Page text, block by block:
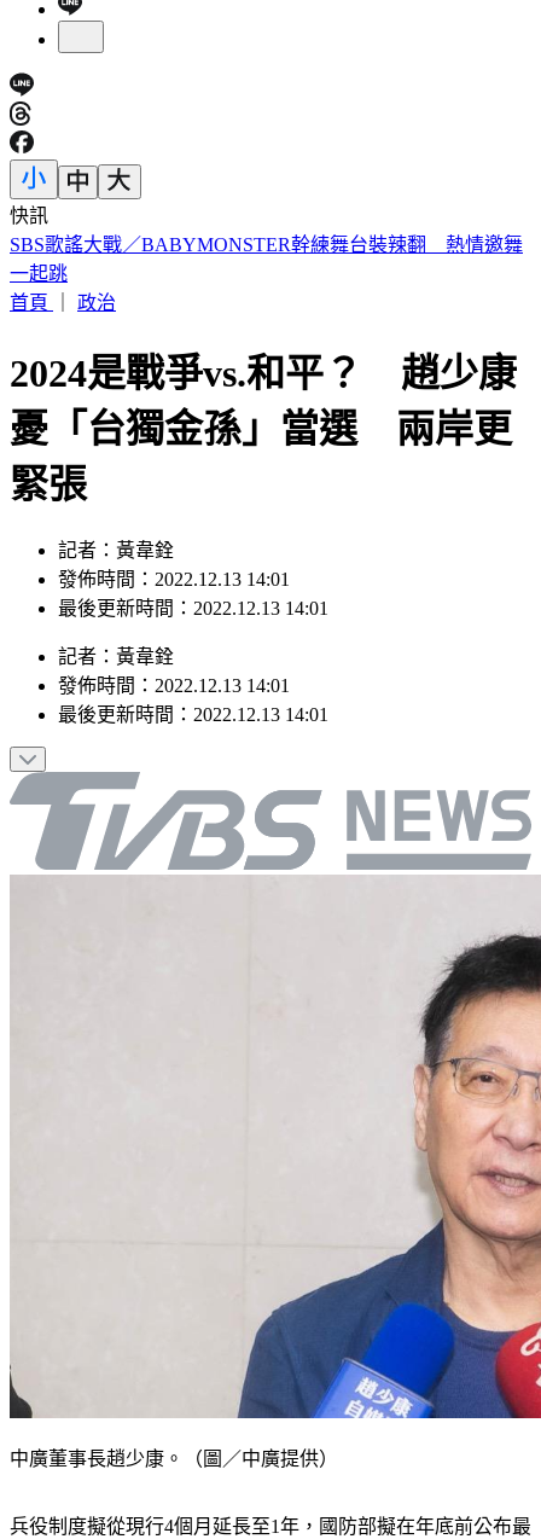
快訊
19歲女大生「父親節提嬰屍報案」 涉殺人罪遭聲押
首頁｜
2024是戰爭vs.和平？ 趙少康
憂「台獨金孫」當選 兩岸更
緊張
發佈時間：2022.12.13 14:01
最後更新時間：2022.12.13 14:01
發佈時間：2022.12.13 14:01
最後更新時間：2022.12.13 14:01
新方案，對於2024總統大選是否為戰爭與和平之間的選擇？中